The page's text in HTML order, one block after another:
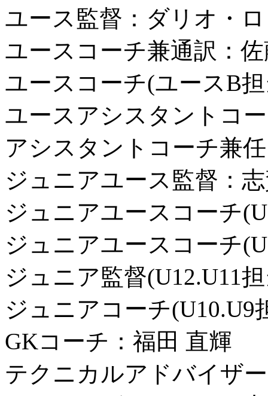
ユース監督：ダリオ・
ユースコーチ兼通訳：
ユースコーチ(ユースB
ユースアシスタントコ
アシスタントコーチ兼任
ジュニアユース監督：
ジュニアユースコーチ
ジュニアユースコーチ
ジュニア監督(U12.U11
ジュニアコーチ(U10.U9
GKコーチ：福田 直輝
テクニカルアドバイザ